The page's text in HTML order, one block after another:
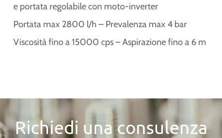
e portata regolabile con moto-inverter
Portata max 2800 l/h – Prevalenza max 4 bar
Viscosità fino a 15000 cps – Aspirazione fino a 6 m
Richiedi una consulenza